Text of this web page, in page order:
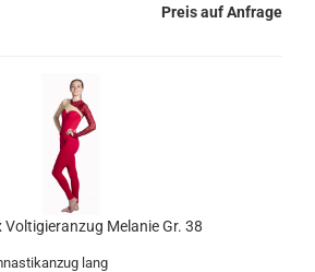
Preis auf Anfrage
Melanie Gr. 38
lang